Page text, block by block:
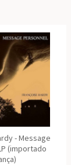
- Message
(importado